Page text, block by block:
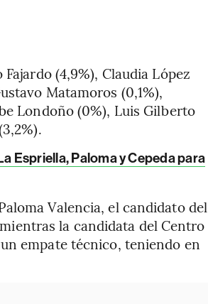
(4,9%), Claudia López
Matamoros (0,1%),
Londoño (0%), Luis Gilberto
Espriella, Paloma y Cepeda para
Valencia, el candidato del
la candidata del Centro
empate técnico, teniendo en